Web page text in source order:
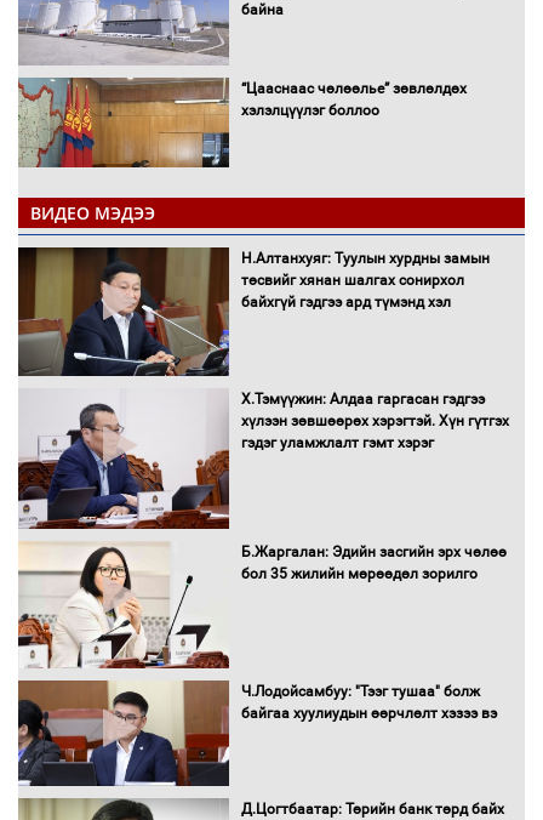
байна
“Цааснаас чөлөөлье” зөвлөлдөх
хэлэлцүүлэг боллоо
"ДЦС-3” ТӨХК-ийн нэн шаардлагатай
“Турбингенератор-5”-ын шинэчлэлийн
төсвийг шийдвэрлэхээр болов
УИХ-ын дарга С.Бямбацогт Сутай
хайрхны тэнгэрийг тахих тахилгад
оролцлоо
С.Амарсайхан: Иргэдийг хохироосон
ААН-ийн нуугтмал хөрөнгийг
Н.Номтойбаяр: Аймгуудад тулгамдаж
ВИДЕО МЭДЭЭ
Н.Алтанхуяг: Туулын хурдны замын
төсвийг хянан шалгах сонирхол
байхгүй гэдгээ ард түмэнд хэл
Х.Тэмүүжин: Алдаа гаргасан гэдгээ
хүлээн зөвшөөрөх хэрэгтэй. Хүн гүтгэх
гэдэг уламжлалт гэмт хэрэг
Б.Жаргалан: Эдийн засгийн эрх чөлөө
бол 35 жилийн мөрөөдөл зорилго
Ч.Лодойсамбуу: "Тээг тушаа" болж
байгаа хуулиудын өөрчлөлт хэзээ вэ
Д.Цогтбаатар: Төрийн банк төрд байх